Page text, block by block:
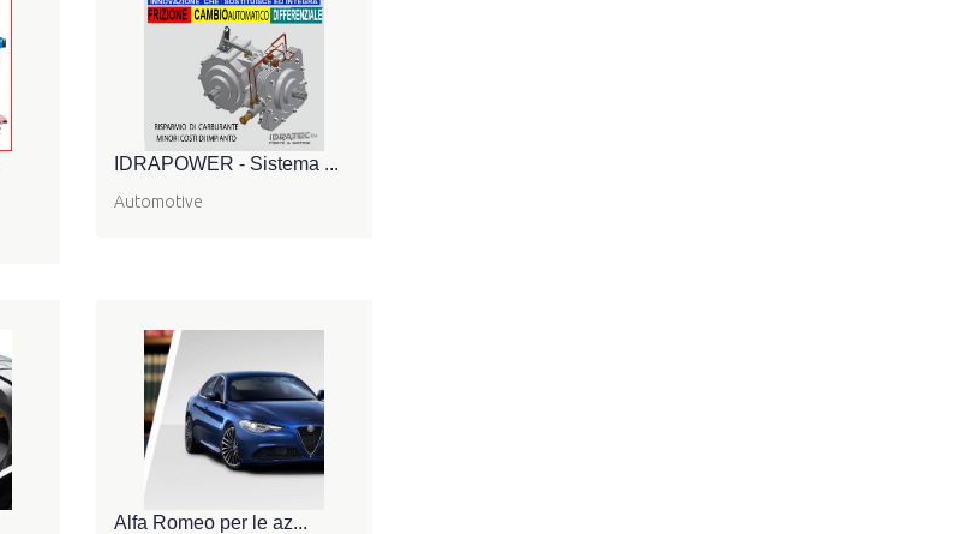
IDRAPOWER - Sistema ...
Automotive
Alfa Romeo per le az...